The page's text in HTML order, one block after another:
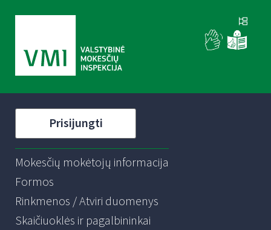
Prisijungti
Mokesčių mokėtojų informacija
Formos
Rinkmenos / Atviri duomenys
Skaičiuoklės ir pagalbininkai